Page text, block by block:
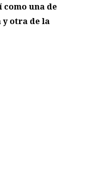
una de
y otra de la